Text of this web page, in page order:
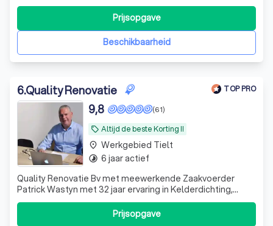
en betonnen pannendaken uit. Metalen, teerpapier, leien
en leien daken. Wij zijn gespecialiseerd in keramische
dakpannen. Naast dakwerkzaamheden voeren wij ook
algemene bouwwerkzaamheden uit,
Beschikbaarheid
Prijsopgave
6.Quality Renovatie TOP PRO
local_offer Altijd de beste Korting !!
(61)
9,8
Quality Renovatie Bv met meewerkende Zaakvoerder
Patrick Wastyn met 32 jaar ervaring in Kelderdichting,
Opstijgend Vocht bestrijding, Plaatsen van Ventilatie +
Gevelrenovatie van A tot Z + kaleien.
Prijsopgave
place Werkgebied Tielt
timelapse 6 jaar actief